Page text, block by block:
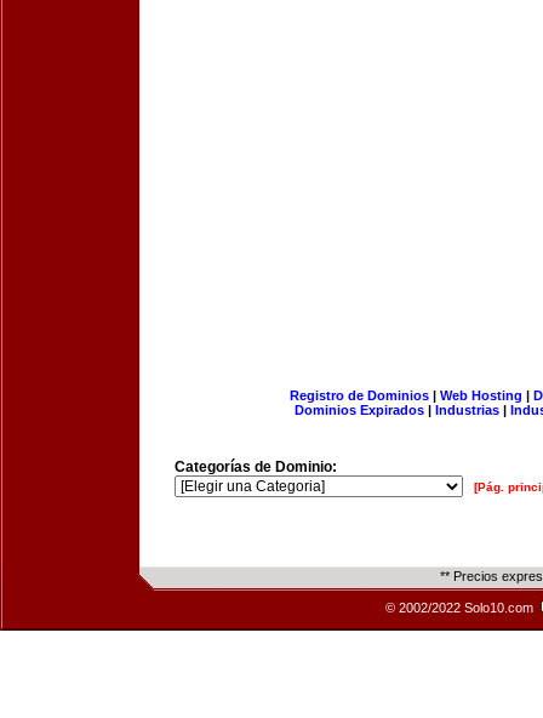
Registro de Dominios| Web Hosting |
Dominios Expirados | Industrias |
Categorías de Dominio:
[Pág.
** Precios
© 2002/2022 Solo10.com